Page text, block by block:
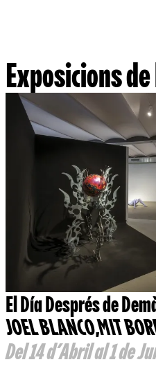
Exposicions
El Día Després de
JOEL BLANCO,MIT
Del 14 d’Abril al 1 de